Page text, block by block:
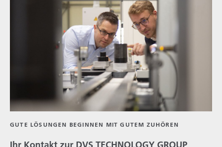
GUTE LÖSUNGEN BEGINNEN MIT GUTEM ZUHÖREN